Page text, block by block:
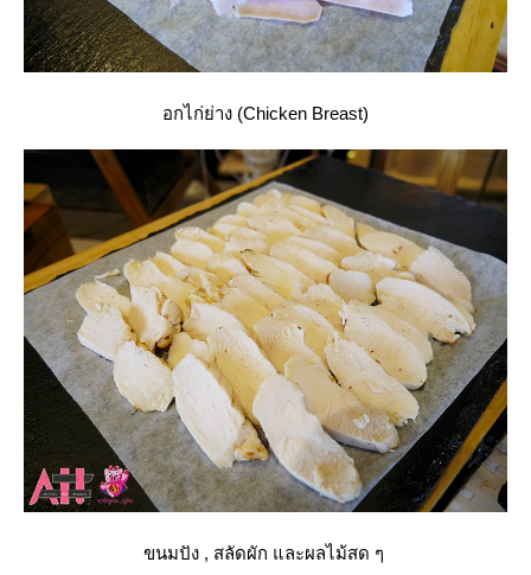
อกไก่ย่าง (Chicken Breast)
ขนมปัง , สลัดผัก และผลไม้สด ๆ